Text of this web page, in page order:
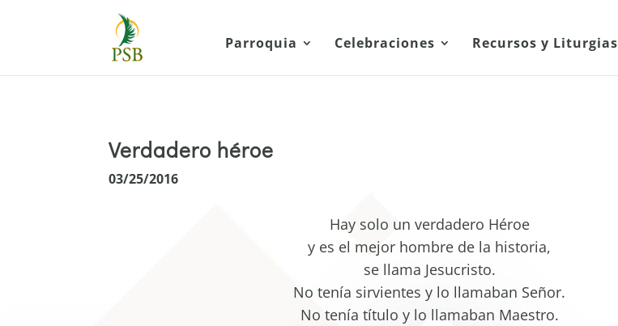
Parroquia Celebraciones Recursos y Liturgias
Verdadero héroe
03/25/2016
Hay solo un verdadero Héroe
y es el mejor hombre de la historia,
se llama Jesucristo.
No tenía sirvientes y lo llamaban Señor.
No tenía título y lo llamaban Maestro.